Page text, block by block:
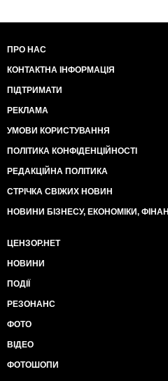
ПРО НАС
КОНТАКТНА ІНФОРМАЦІЯ
ПІДТРИМАТИ
РЕКЛАМА
УМОВИ КОРИСТУВАННЯ
ПОЛІТИКА КОНФІДЕНЦІЙНОСТІ
РЕДАКЦІЙНА ПОЛІТИКА
СТРІЧКА СВІЖИХ НОВИН
НОВИНИ БІЗНЕСУ, ЕКОНОМІКИ,
ЦЕНЗОР.НЕТ
НОВИНИ
ПОДІЇ
РЕЗОНАНС
ФОТО
ВІДЕО
ФОТОШОПИ